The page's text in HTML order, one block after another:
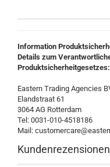
Information
Details zum
Produktsicherheitgesetzes:
Eastern Trading Agencies
Elandstraat 61
3064 AG Rotterdam
Tel: 0031-010-4518186
Mail: